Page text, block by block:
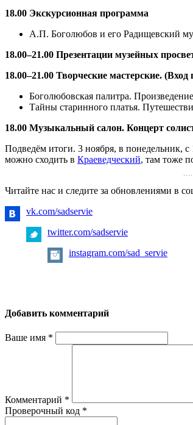
18.00 Экскурсионная программа
А.П. Боголюбов и его Радищевский
18.00–21.00 Презентации музейных
18.00–21.00 Творческие мастерские. (Вход
Боголюбовская палитра.
Тайны старинного платья.
18.00 Музыкальный салон. Концерт
Подведём итоги. 3 ноября, в понедельник,
можно сходить в Краеведческий, там тоже
Читайте нас и следите за обновлениями в
vk.com/sadservie
twitter.com/sadservie
instagram.com/sad_servie
Добавить комментарий
Ваше имя *
Комментарий *
Проверочный код *